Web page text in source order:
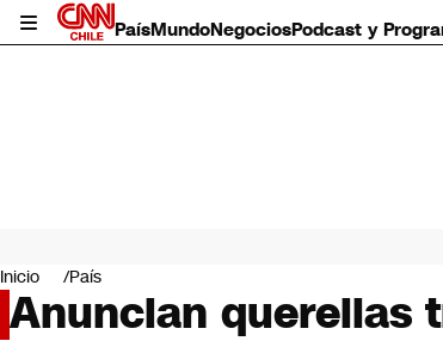
PaísMundoNegociosPodcast y
Mundo
Negocios
Deportes
Inicio País
Anuncian querellas